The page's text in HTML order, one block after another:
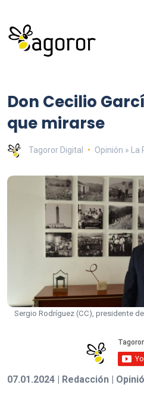
Don Cecilio
que mirarse
Tagoror Digital Opinión » La
Sergio Rodríguez (CC), presidente
07.01.2024 | Redacción |